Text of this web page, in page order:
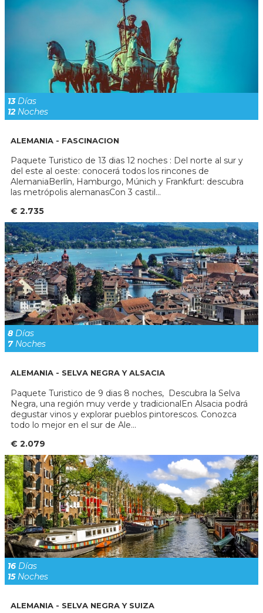
13Días
12Noches
ALEMANIA - FASCINACION
Paquete Turistico de 13 dias 12 noches : Del norte al sur y
del este al oeste: conocerá todos los rincones de
AlemaniaBerlín, Hamburgo, Múnich y Frankfurt: descubra
las metrópolis alemanasCon 3 castil...
€ 2.735
8 Días
7Noches
ALEMANIA - SELVA NEGRA Y ALSACIA
Paquete Turistico de 9 dias 8 noches, Descubra la Selva
Negra, una región muy verde y tradicionalEn Alsacia podrá
degustar vinos y explorar pueblos pintorescos. Conozca
todo lo mejor en el sur de Ale...
€ 2.079
16 Días
15Noches
ALEMANIA - SELVA NEGRA Y SUIZA